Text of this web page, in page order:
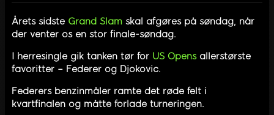
Årets sidste Grand Slam skal afgøres på søndag, når
der venter os en stor finale-søndag.
I herresingle gik tanken tør for US Opensallerstørste
favoritter – Federer og Djokovic.
Federers benzinmåler ramte det røde felt i
kvartfinalen og måtte forlade turneringen.